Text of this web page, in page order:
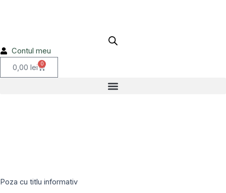
Contul meu
0,00 lei 0
Cart
Poza cu titlu informativ